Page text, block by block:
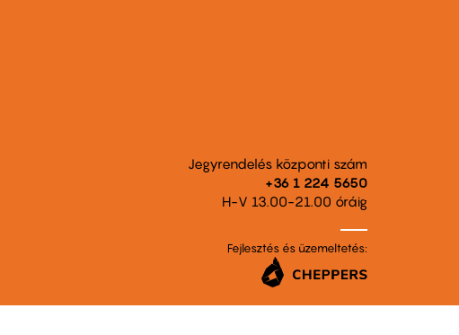
Jegyrendelés központi szám
+36 1 224 5650
H-V 13.00-21.00 óráig
Fejlesztés és üzemeltetés: